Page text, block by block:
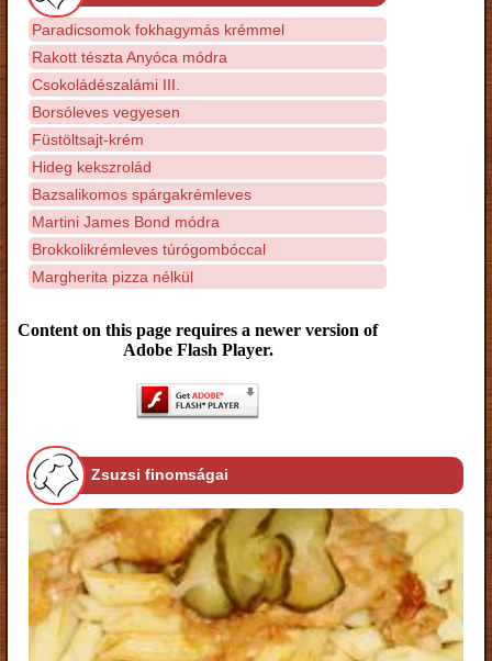
Paradicsomok fokhagymás krémmel
Rakott tészta Anyóca módra
Csokoládészalámi III.
Borsóleves vegyesen
Füstöltsajt-krém
Hideg kekszrolád
Bazsalikomos spárgakrémleves
Martini James Bond módra
Brokkolikrémleves túrógombóccal
Margherita pizza nélkül
Content on this page requires a newer version of
Adobe Flash Player.
Zsuzsi finomságai